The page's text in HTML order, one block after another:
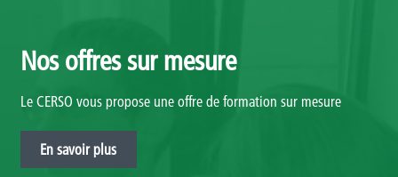
Recherche
Projets
Nos offres sur mesure
Le CERSO vous propose une offre de formation sur mesure
En savoir plus